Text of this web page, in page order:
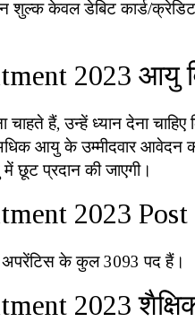
केवल डेबिट कार्ड/
2023 आयु
चाहते हैं, उन्हें ध्यान देना
आयु के उम्मीदवार आवेदन
छूट प्रदान की जाएगी।
2023
के कुल 3093 पद हैं।
2023